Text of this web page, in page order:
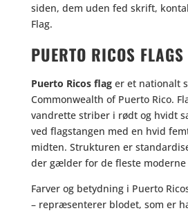
siden, dem uden fed skrift,
Flag.
PUERTO RICOS
Puerto Ricos flager et nationalt
Commonwealth of Puerto Rico.
vandrette striber i rødt og hvidt
ved flagstangen med en hvid
midten. Strukturen er
der gælder for de fleste
Farver og betydning i Puerto
– repræsenterer blodet, som er